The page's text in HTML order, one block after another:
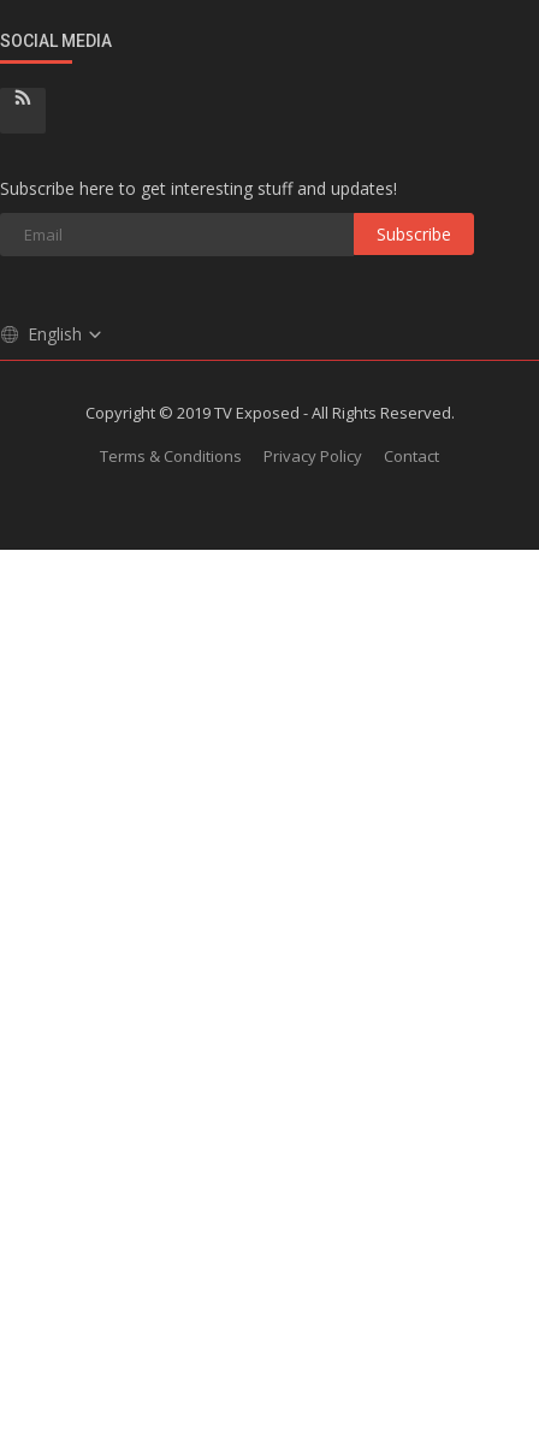
SOCIAL MEDIA
Subscribe here to get interesting stuff and updates!
Subscribe
English
Copyright © 2019 TV Exposed - All Rights Reserved.
Terms & Conditions
Privacy Policy Contact